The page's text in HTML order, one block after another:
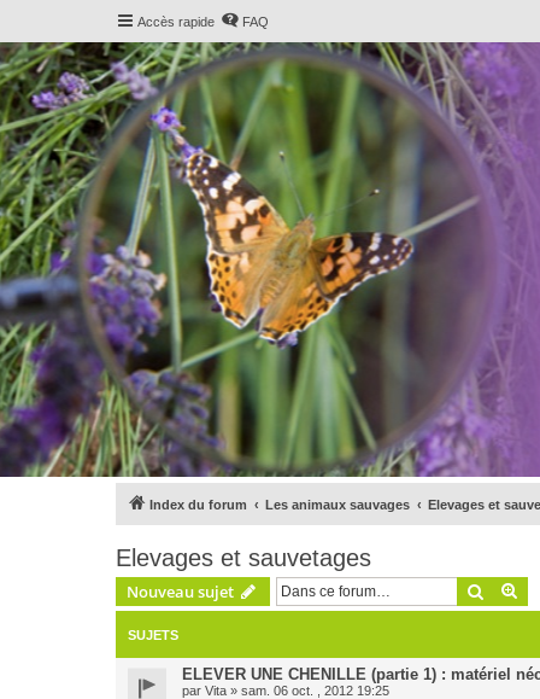
Accès rapide FAQ
Index du forum Les animaux sauvages Elevages et
Elevages et sauvetages
Nouveau sujet
SUJETS
ELEVER UNE CHENILLE (partie 1) : matériel
par Vita » sam. 06 oct. , 2012 19:25